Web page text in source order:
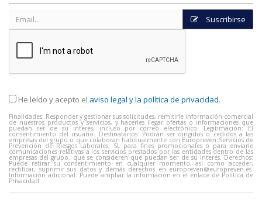
Suscribirse
He leído y acepto el aviso legal y la política de privacidad.
Finalidades: Responder y gestionar sus solicitudes, remitirle información comercial
de nuestros productos y servicios, y hacerles llegar ofertas o informaciones que
puedan ser de su interés, incluso por correo electrónico. Legitimación: El
consentimiento del usuario. Destinatarios: Podrán ser dirigidos o cedidos a las
empresas del grupo o que colaboran habitualmente con Europreven Servicios de
Prevención de Riesgos Laborales, SL para fines promocionales o para enviarle
comunicaciones relativas a los servicios prestados por las entidades dentro de las
empresas del grupo, que se consideren que puedan ser de su interés. Derechos:
Puede retirar su consentimiento en cualquier momento, así como acceder,
rectificar, suprimir sus datos y demás derechos en europreven@europreven.es.
Información adicional: Puede ampliar la información en el enlace de Política de
Privacidad.